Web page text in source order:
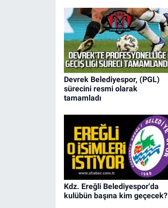
Devrek Belediyespor, (PGL)
sürecini resmi olarak
tamamladı
Kdz. Ereğli Belediyespor'da
kulübün başına kim geçecek?